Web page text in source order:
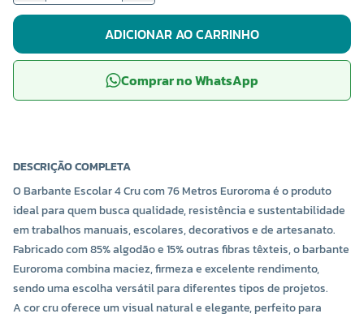
ADICIONAR AO CARRINHO
Comprar no WhatsApp
DESCRIÇÃO COMPLETA
O Barbante Escolar 4 Cru com 76 Metros Euroroma é o produto
ideal para quem busca qualidade, resistência e sustentabilidade
em trabalhos manuais, escolares, decorativos e de artesanato.
Fabricado com 85% algodão e 15% outras fibras têxteis, o barbante
Euroroma combina maciez, firmeza e excelente rendimento,
sendo uma escolha versátil para diferentes tipos de projetos.
A cor cru oferece um visual natural e elegante, perfeito para